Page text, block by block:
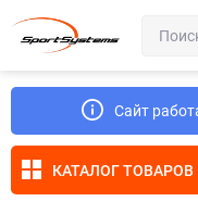
Сайт
КАТАЛОГ ТОВАРОВ